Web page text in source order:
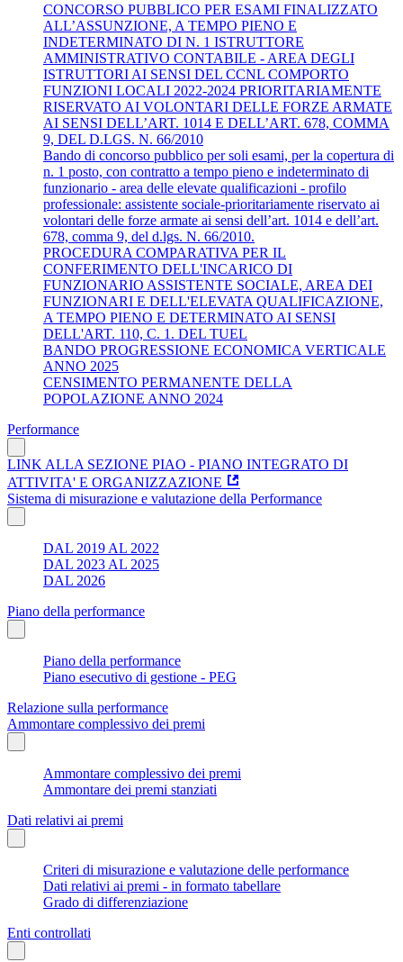
CONCORSO PUBBLICO PER ESAMI FINALIZZATO
ALL’ASSUNZIONE, A TEMPO PIENO E
INDETERMINATO DI N. 1 ISTRUTTORE
AMMINISTRATIVO CONTABILE - AREA DEGLI
ISTRUTTORI AI SENSI DEL CCNL COMPORTO
FUNZIONI LOCALI 2022-2024 PRIORITARIAMENTE
RISERVATO AI VOLONTARI DELLE FORZE ARMATE
AI SENSI DELL’ART. 1014 E DELL’ART. 678, COMMA
9, DEL D.LGS. N. 66/2010
Bando di concorso pubblico per soli esami, per la copertura di
n. 1 posto, con contratto a tempo pieno e indeterminato di
funzionario - area delle elevate qualificazioni - profilo
professionale: assistente sociale-prioritariamente riservato ai
volontari delle forze armate ai sensi dell’art. 1014 e dell’art.
678, comma 9, del d.lgs. N. 66/2010.
PROCEDURA COMPARATIVA PER IL
CONFERIMENTO DELL'INCARICO DI
FUNZIONARIO ASSISTENTE SOCIALE, AREA DEI
FUNZIONARI E DELL'ELEVATA QUALIFICAZIONE,
A TEMPO PIENO E DETERMINATO AI SENSI
DELL'ART. 110, C. 1. DEL TUEL
BANDO PROGRESSIONE ECONOMICA VERTICALE
ANNO 2025
CENSIMENTO PERMANENTE DELLA
POPOLAZIONE ANNO 2024
Performance
LINK ALLA SEZIONE PIAO - PIANO INTEGRATO DI
ATTIVITA' E ORGANIZZAZIONE
Sistema di misurazione e valutazione della Performance
DAL 2019 AL 2022
DAL 2023 AL 2025
DAL 2026
Piano della performance
Piano della performance
Piano esecutivo di gestione - PEG
Relazione sulla performance
Ammontare complessivo dei premi
Ammontare complessivo dei premi
Ammontare dei premi stanziati
Dati relativi ai premi
Criteri di misurazione e valutazione delle performance
Dati relativi ai premi - in formato tabellare
Grado di differenziazione
Enti controllati